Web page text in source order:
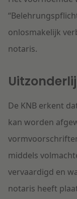
onlosmakelijk
notaris.
De KNB erkent
kan worden
middels
vervaardigd en
notaris heeft